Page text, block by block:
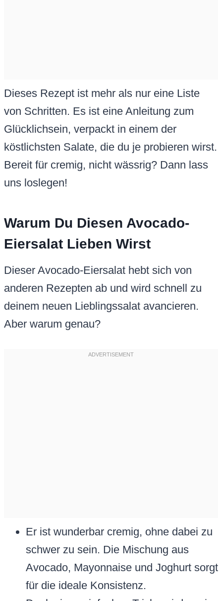
Dieses Rezept ist mehr als nur eine Liste
von Schritten. Es ist eine Anleitung zum
Glücklichsein, verpackt in einem der
köstlichsten Salate, die du je probieren wirst.
Bereit für cremig, nicht wässrig? Dann lass
uns loslegen!
Warum Du Diesen Avocado-
Eiersalat Lieben Wirst
Dieser Avocado-Eiersalat hebt sich von
anderen Rezepten ab und wird schnell zu
deinem neuen Lieblingssalat avancieren.
Aber warum genau?
Er ist wunderbar cremig, ohne dabei zu
schwer zu sein. Die Mischung aus
Avocado, Mayonnaise und Joghurt sorgt
für die ideale Konsistenz.